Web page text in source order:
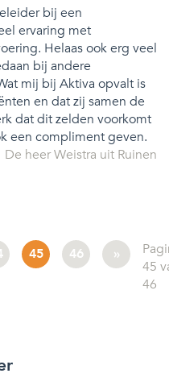
bij een
ervaring met
Helaas ook erg veel
bij andere
mij bij Aktiva opvalt is
en dat zij samen de
dat dit zelden voorkomt
een compliment geven.
De heer Weistra uit Ruinen
45 46 »
45
46